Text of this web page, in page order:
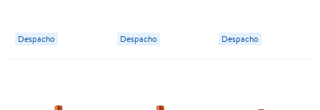
Despacho Despacho
Sol de Chile
Despacho